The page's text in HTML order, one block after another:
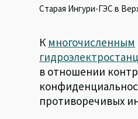
Старая Ингури-ГЭС в
К многочисленным
в отношении
противоречивых